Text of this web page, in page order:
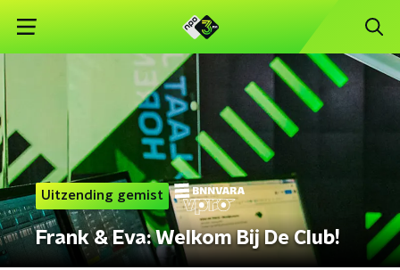
Uitzending gemist
Frank & Eva: Welkom Bij De Club!